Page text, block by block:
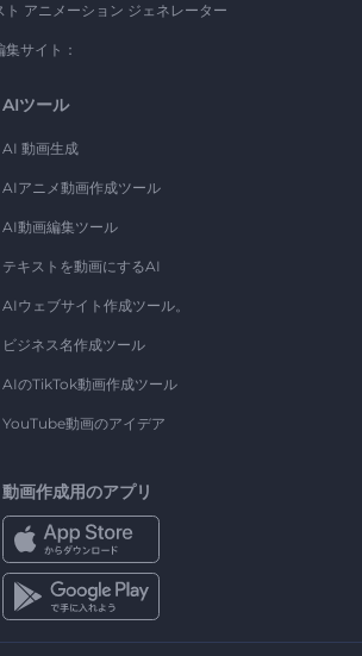
ト アニメーション ジェネレーター
集サイト：
AIツール
AI 動画生成
AIアニメ動画作成ツール
AI動画編集ツール
テキストを動画にするAI
AIウェブサイト作成ツール。
ビジネス名作成ツール
AIのTikTok動画作成ツール
YouTube動画のアイデア
動画作成用のアプリ